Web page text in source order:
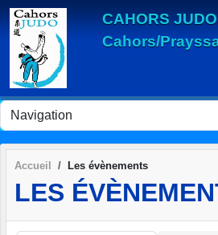
CAHORS JUDO
Cahors/
Accueil Les évènements
LES
Panneau de gestion des cookies